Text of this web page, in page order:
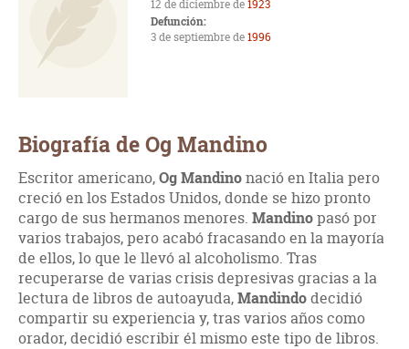
12 de diciembre de1923
Defunción:
3 de septiembre de1996
Biografía de Og Mandino
Escritor americano,Og Mandinonació en Italia pero
creció en los Estados Unidos, donde se hizo pronto
cargo de sus hermanos menores. Mandinopasó por
varios trabajos, pero acabó fracasando en la mayoría
de ellos, lo que le llevó al alcoholismo. Tras
recuperarse de varias crisis depresivas gracias a la
lectura de libros de autoayuda,Mandindodecidió
compartir su experiencia y, tras varios años como
orador, decidió escribir él mismo este tipo de libros.